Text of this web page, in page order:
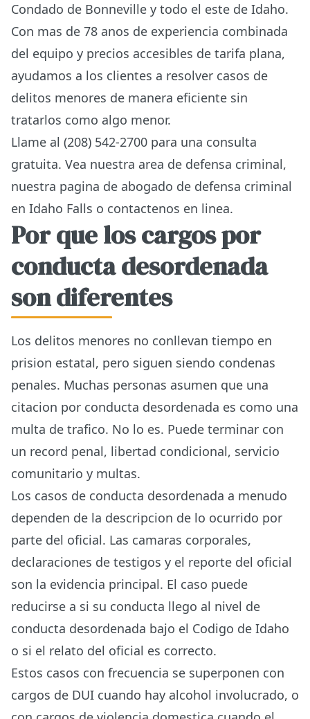
Condado de Bonneville y todo el este de Idaho.
Con mas de 78 anos de experiencia combinada
del equipo y precios accesibles de tarifa plana,
ayudamos a los clientes a resolver casos de
delitos menores de manera eficiente sin
tratarlos como algo menor.
Llame al (208) 542-2700 para una consulta
gratuita. Vea nuestra area de defensa criminal,
nuestra pagina de abogado de defensa criminal
en Idaho Falls o contactenos en linea.
Por que los cargos por
conducta desordenada
son diferentes
Los delitos menores no conllevan tiempo en
prision estatal, pero siguen siendo condenas
penales. Muchas personas asumen que una
citacion por conducta desordenada es como una
multa de trafico. No lo es. Puede terminar con
un record penal, libertad condicional, servicio
comunitario y multas.
Los casos de conducta desordenada a menudo
dependen de la descripcion de lo ocurrido por
parte del oficial. Las camaras corporales,
declaraciones de testigos y el reporte del oficial
son la evidencia principal. El caso puede
reducirse a si su conducta llego al nivel de
conducta desordenada bajo el Codigo de Idaho
o si el relato del oficial es correcto.
Estos casos con frecuencia se superponen con
cargos de DUI cuando hay alcohol involucrado, o